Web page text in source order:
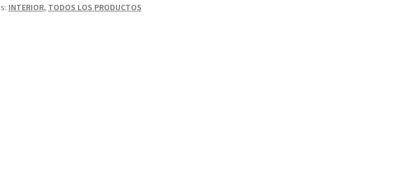
INTERIOR, TODOS LOS PRODUCTOS